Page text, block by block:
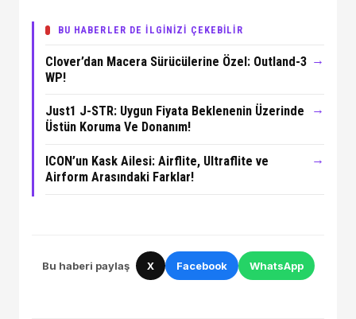
BU HABERLER DE İLGİNİZİ ÇEKEBİLİR
Clover’dan Macera Sürücülerine Özel: Outland-3
WP!
→
Just1 J-STR: Uygun Fiyata Beklenenin Üzerinde
Üstün Koruma Ve Donanım!
→
ICON’un Kask Ailesi: Airflite, Ultraflite ve
Airform Arasındaki Farklar!
→
Bu haberi paylaş X Facebook WhatsApp